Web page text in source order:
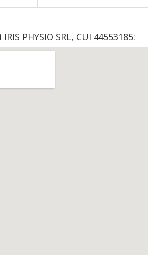
PHYSIO SRL, CUI 44553185: